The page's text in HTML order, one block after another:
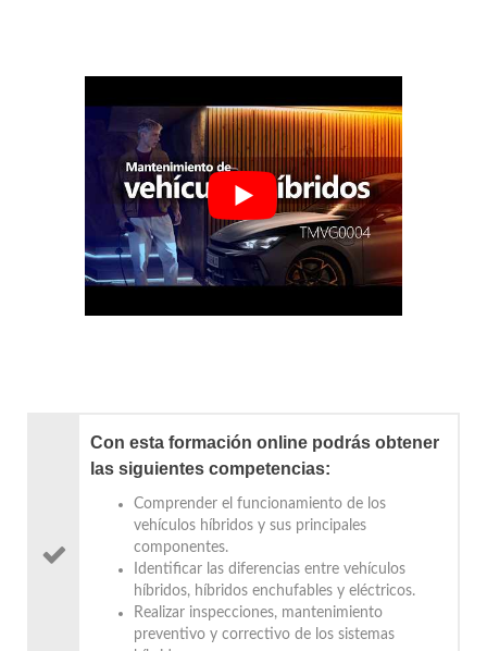
Con esta formación online podrás obtener
las siguientes competencias:
Comprender el funcionamiento de los
vehículos híbridos y sus principales
componentes.
Identificar las diferencias entre vehículos
híbridos, híbridos enchufables y eléctricos.
Realizar inspecciones, mantenimiento
preventivo y correctivo de los sistemas